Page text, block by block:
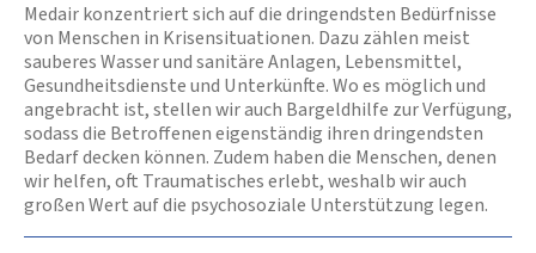
Medair konzentriert sich auf die dringendsten Bedürfnisse
von Menschen in Krisensituationen. Dazu zählen meist
sauberes Wasser und sanitäre Anlagen, Lebensmittel,
Gesundheitsdienste und Unterkünfte. Wo es möglich und
angebracht ist, stellen wir auch Bargeldhilfe zur Verfügung,
sodass die Betroffenen eigenständig ihren dringendsten
Bedarf decken können. Zudem haben die Menschen, denen
wir helfen, oft Traumatisches erlebt, weshalb wir auch
großen Wert auf die psychosoziale Unterstützung legen.